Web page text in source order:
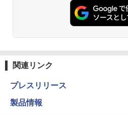
関連リンク
プレスリリース
製品情報